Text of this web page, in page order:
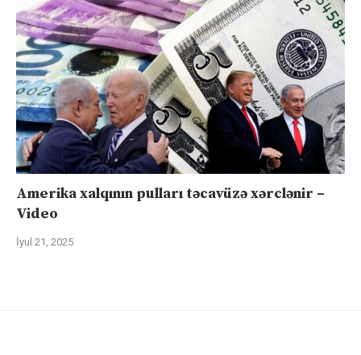
Amerika xalqının pulları təcavüzə xərclənir –
Video
İyul 21, 2025